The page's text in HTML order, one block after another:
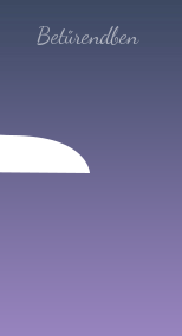
Betűrendben